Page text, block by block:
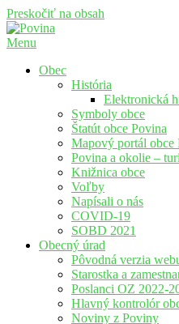
Preskočiť na obsah
Menu
Obec
História
Elektronická
Symboly obce
Štatút obce Povina
Mapový portál obce
Povina a okolie –
Knižnica obce
Voľby
Napísali o nás
COVID-19
SOBD 2021
Obecný úrad
Pôvodná verzia
Starostka a
Poslanci OZ 2022-
Hlavný kontrolór
Noviny z Poviny